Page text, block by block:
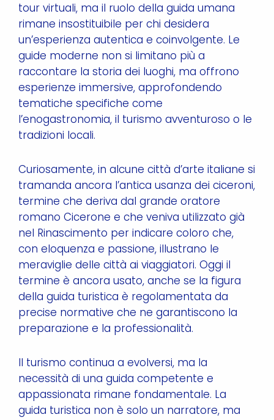
tour virtuali, ma il ruolo della guida umana
rimane insostituibile per chi desidera
un’esperienza autentica e coinvolgente. Le
guide moderne non si limitano più a
raccontare la storia dei luoghi, ma offrono
esperienze immersive, approfondendo
tematiche specifiche come
l’enogastronomia, il turismo avventuroso o le
tradizioni locali.
Curiosamente, in alcune città d’arte italiane si
tramanda ancora l’antica usanza dei ciceroni,
termine che deriva dal grande oratore
romano Cicerone e che veniva utilizzato già
nel Rinascimento per indicare coloro che,
con eloquenza e passione, illustrano le
meraviglie delle città ai viaggiatori. Oggi il
termine è ancora usato, anche se la figura
della guida turistica è regolamentata da
precise normative che ne garantiscono la
preparazione e la professionalità.
Il turismo continua a evolversi, ma la
necessità di una guida competente e
appassionata rimane fondamentale. La
guida turistica non è solo un narratore, ma